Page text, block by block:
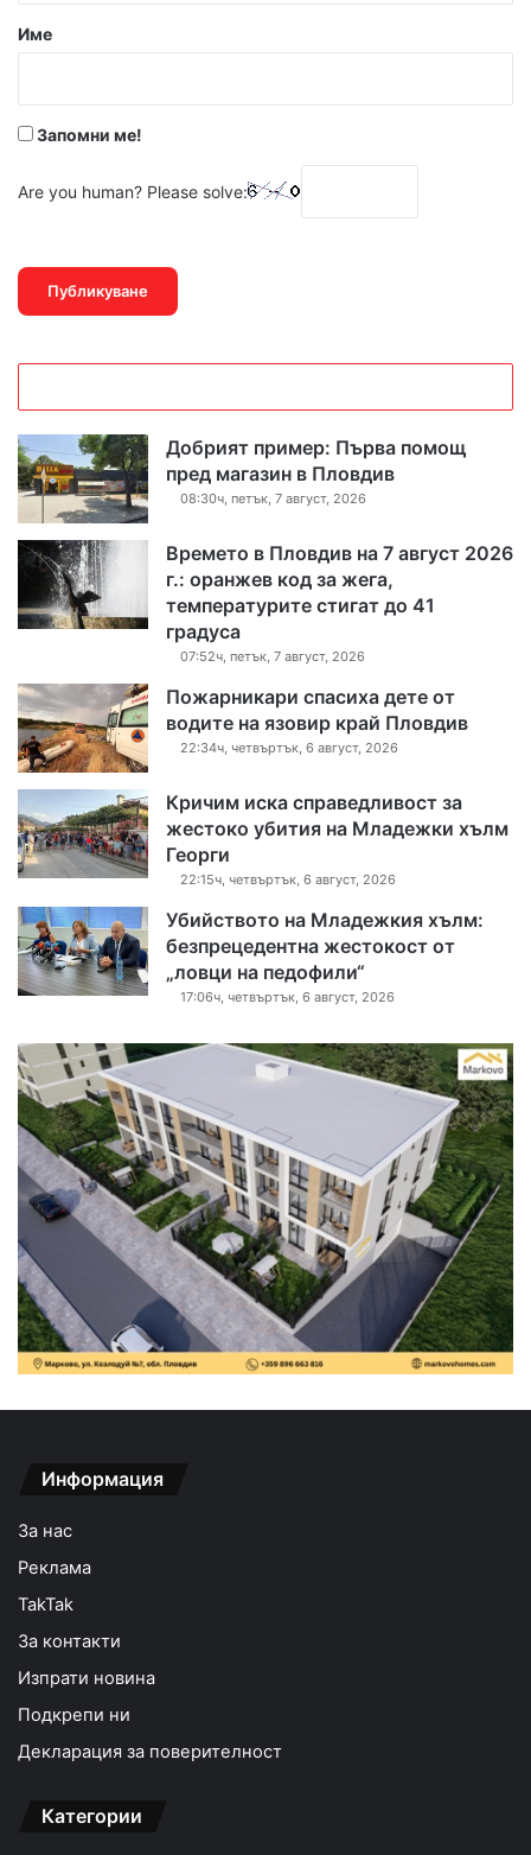
р
Име
Запомни ме!
Are you human? Please solve:
Добрият пример: Първа помощ
пред магазин в Пловдив
08:30ч, петък, 7 август, 2026
Времето в Пловдив на 7 август 2026
г.: оранжев код за жега,
температурите стигат до 41
градуса
07:52ч, петък, 7 август, 2026
Пожарникари спасиха дете от
водите на язовир край Пловдив
22:34ч, четвъртък, 6 август, 2026
Кричим иска справедливост за
жестоко убития на Младежки хълм
Георги
22:15ч, четвъртък, 6 август, 2026
Убийството на Младежкия хълм:
безпрецедентна жестокост от
„ловци на педофили“
17:06ч, четвъртък, 6 август, 2026
Информация
За нас
Реклама
TakTak
За контакти
Изпрати новина
Подкрепи ни
Декларация за поверителност
Категории